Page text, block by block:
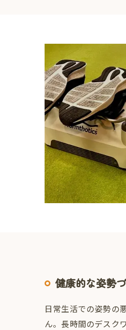
健康的な姿勢
日常生活での姿勢の
ん。長時間のデスク